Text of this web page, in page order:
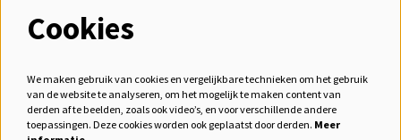
meld je aan voor de nieuwsbrief
Cookies
We maken gebruik van cookies en vergelijkbare technieken om het gebruik
van de website te analyseren, om het mogelijk te maken content van
derden af te beelden, zoals ook video’s, en voor verschillende andere
toepassingen. Deze cookies worden ook geplaatst door derden. Meer